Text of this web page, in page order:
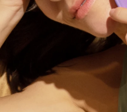
FAQ™ Pure Beauty-
issa™ Teeth
English
Français
Türkçe
简体中